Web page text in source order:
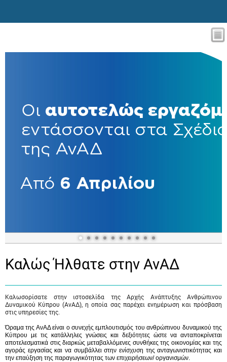
Καλώς Ήλθατε στην ΑνΑΔ
Καλωσορίσατε στην ιστοσελίδα της Αρχής Ανάπτυξης Ανθρώπινου
Δυναμικού Κύπρου (ΑνΑΔ), η οποία σας παρέχει ενημέρωση και πρόσβαση
στις υπηρεσίες της.
Όραμα της ΑνΑΔ είναι ο συνεχής εμπλουτισμός του ανθρώπινου δυναμικού της
Κύπρου με τις κατάλληλες γνώσεις και δεξιότητες ώστε να ανταποκρίνεται
αποτελεσματικά στις διαρκώς μεταβαλλόμενες συνθήκες της οικονομίας και της
αγοράς εργασίας και να συμβάλλει στην ενίσχυση της ανταγωνιστικότητας και
την επαύξηση της παραγωγικότητας των επιχειρήσεων/ οργανισμών.